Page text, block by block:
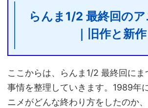
らんま1/2 最終回の
｜旧作と新作
ここからは、らんま1/2 最終回に
事情を整理していきます。1989年
ニメがどんな終わり方をしたのか